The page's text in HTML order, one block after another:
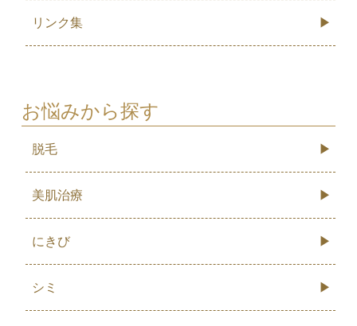
リンク集
お悩みから探す
脱毛
美肌治療
にきび
シミ